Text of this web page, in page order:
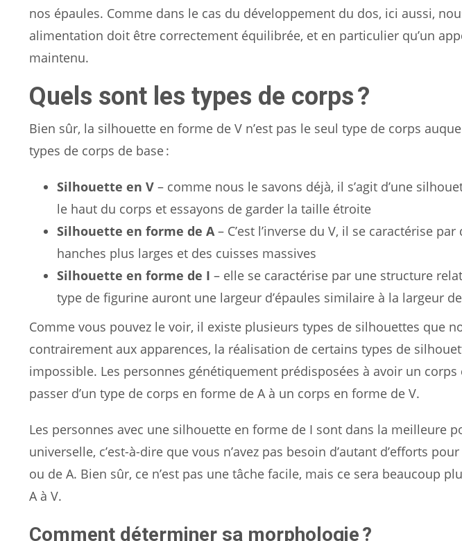
nos épaules. Comme dans le cas du développement du dos, ici aussi,
alimentation doit être correctement équilibrée, et en particulier qu’un
maintenu.
Quels sont les types de corps ?
Bien sûr, la silhouette en forme de V n’est pas le seul type de corps
types de corps de base :
Silhouette en V – comme nous le savons déjà, il s’agit d’une
le haut du corps et essayons de garder la taille étroite
Silhouette en forme de A– C’est l’inverse du V, il se caractérise
hanches plus larges et des cuisses massives
Silhouette en forme de I – elle se caractérise par une structure
type de figurine auront une largeur d’épaules similaire à la largeur
Comme vous pouvez le voir, il existe plusieurs types de silhouettes que
contrairement aux apparences, la réalisation de certains types de
impossible. Les personnes génétiquement prédisposées à avoir un
passer d’un type de corps en forme de A à un corps en forme de V.
Les personnes avec une silhouette en forme de I sont dans la meilleure
universelle, c’est-à-dire que vous n’avez pas besoin d’autant d’efforts
ou de A. Bien sûr, ce n’est pas une tâche facile, mais ce sera beaucoup
A à V.
Comment déterminer sa morphologie ?